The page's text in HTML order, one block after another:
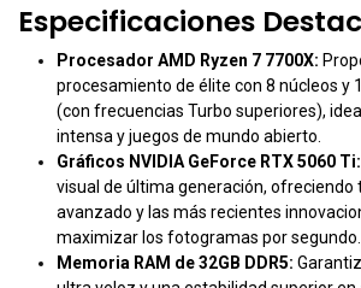
Especificaciones
Procesador AMD Ryzen 7 7700X:
procesamiento de élite con 8 núcleos y
(con frecuencias Turbo superiores),
intensa y juegos de mundo abierto.
Gráficos NVIDIA GeForce RTX 5060 Ti:
visual de última generación, ofreciendo
avanzado y las más recientes
maximizar los fotogramas por segundo.
Memoria RAM de 32GB DDR5: